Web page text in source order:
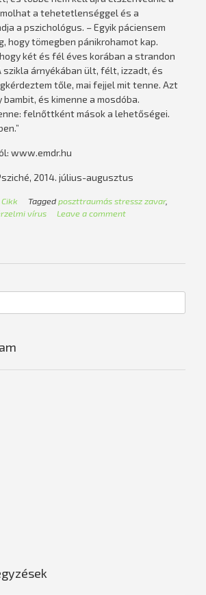
a tehetetlenséggel és a
a pszichológus. – Egyik páciensem
hogy tömegben pánikrohamot kap.
két és fél éves korában a strandon
szikla árnyékában ült, félt, izzadt, és
tőle, mai fejjel mit tenne. Azt
és kimenne a mosdóba.
felnőttként mások a lehetőségei.
www.emdr.hu
2014. július-augusztus
Cikk Taggedposzttraumás stressz zavar,
vírus Leave a comment